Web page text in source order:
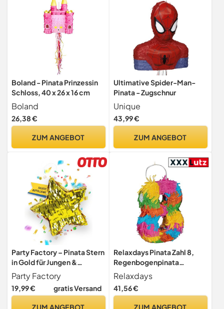
Boland - Pinata Prinzessin
Schloss, 40 x 26 x 16 cm
Boland
26,38 €
ZUM ANGEBOT
Ultimative Spider-Man-
Pinata - Zugschnur
Unique
43,99 €
ZUM ANGEBOT
Party Factory – Pinata Stern
in Gold für Jungen &
Mädchen zum Befüllen &
aufhängen – Schlag-Piñata
als Party Deko in 30x5x30
Party Factory
19,99 € gratis Versand
ZUM ANGEBOT
Relaxdays Pinata Zahl 8,
Regenbogenpinata
Geburtstag, HBT: 20,5 x
15,5 x 4,5 cm, Mini Piñata
Kinder, zum Befüllen, bunt
Relaxdays
41,56 €
ZUM ANGEBOT